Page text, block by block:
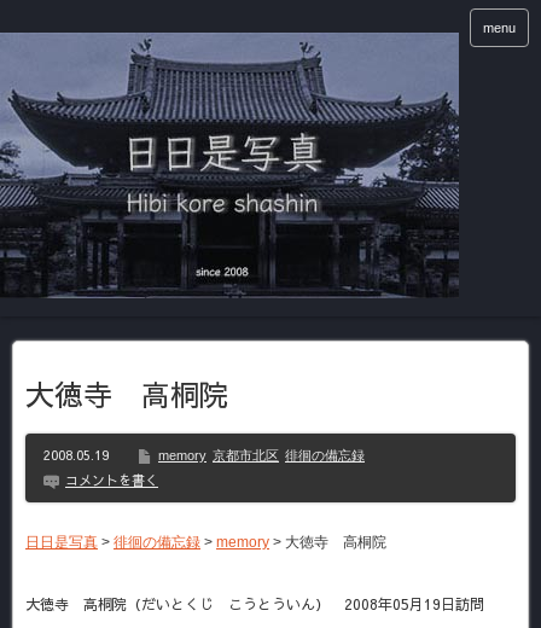
menu
大徳寺 高桐院
2008.05.19 memory 京都市北区 徘徊の備忘録
コメントを書く
日日是写真 > 徘徊の備忘録 > memory > 大徳寺 高桐院
大徳寺 高桐院（だいとくじ こうとういん） 2008年05月19日訪問